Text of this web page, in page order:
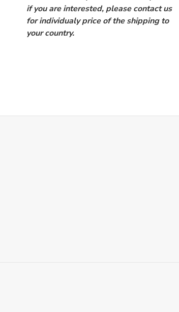
if you are interested, please contact us
for individualy price of the shipping to
your country.